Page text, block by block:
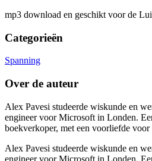
mp3 download en geschikt voor de
Categorieën
Spanning
Over de auteur
Alex Pavesi studeerde wiskunde en
engineer voor Microsoft in Londen.
boekverkoper, met een voorliefde voor
Alex Pavesi studeerde wiskunde en
engineer voor Microsoft in Londen.